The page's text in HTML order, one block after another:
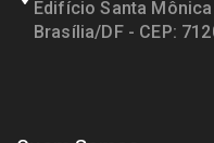
Edifício Santa
Brasília/DF - CEP: